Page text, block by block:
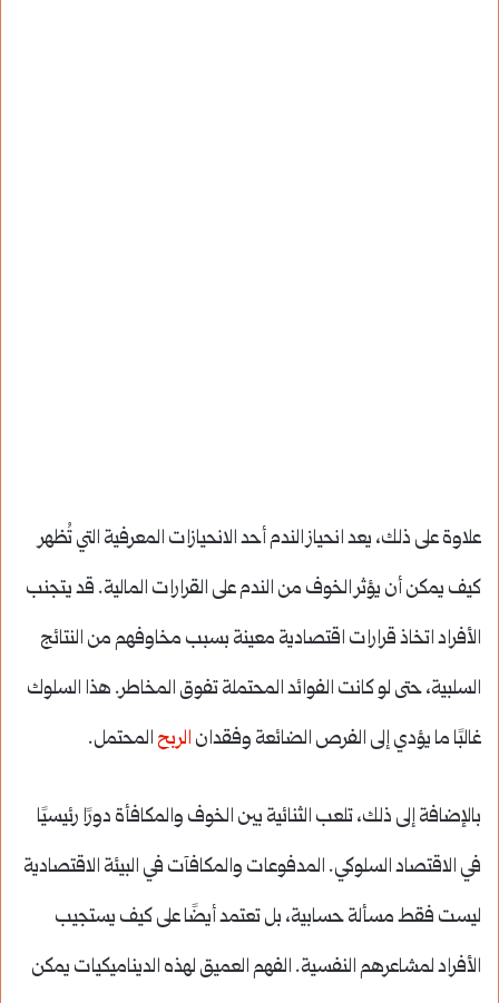
علاوة على ذلك، يعد انحياز الندم أحد الانحيازات المعرفية التي تُظهر
كيف يمكن أن يؤثر الخوف من الندم على القرارات المالية. قد يتجنب
الأفراد اتخاذ قرارات اقتصادية معينة بسبب مخاوفهم من النتائج
السلبية، حتى لو كانت الفوائد المحتملة تفوق المخاطر. هذا السلوك
غالبًا ما يؤدي إلى الفرص الضائعة وفقدان الربح المحتمل.
بالإضافة إلى ذلك، تلعب الثنائية بين الخوف والمكافأة دورًا رئيسيًا
في الاقتصاد السلوكي. المدفوعات والمكافآت في البيئة الاقتصادية
ليست فقط مسألة حسابية، بل تعتمد أيضًا على كيف يستجيب
الأفراد لمشاعرهم النفسية. الفهم العميق لهذه الديناميكيات يمكن